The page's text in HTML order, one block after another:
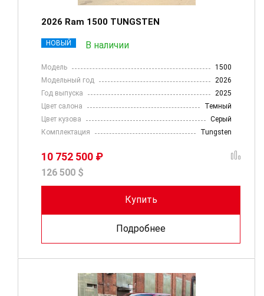
2026 Ram 1500 TUNGSTEN
НОВЫЙ В наличии
Модель
1500
Модельный год
2026
Год выпуска
2025
Цвет салона
Темный
Цвет кузова
Серый
Комплектация
Tungsten
10 752 500 ₽
126 500 $
Купить
Подробнее